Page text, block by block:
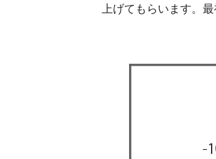
上げてもらいます。